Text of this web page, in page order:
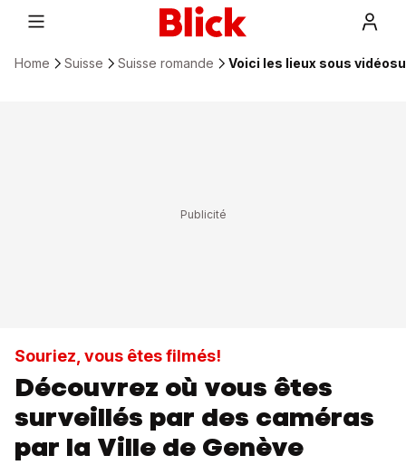
Home Suisse Suisse romande Voici les lieux sous
Souriez, vous êtes filmés!
Découvrez où vous êtes
surveillés par des caméras
par la Ville de Genève